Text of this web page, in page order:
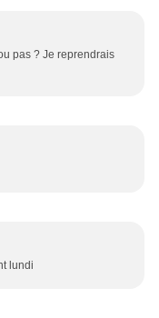
pas ? Je reprendrais
lundi